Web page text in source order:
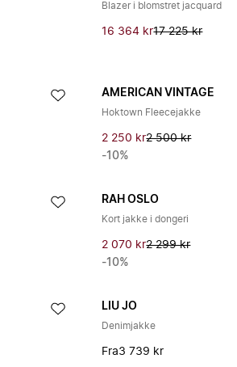
Blazer i blomstret jacquard
16 364 kr17 225 kr
AMERICAN VINTAGE
Hoktown Fleecejakke
2 250 kr2 500 kr
-10%
RAH OSLO
Kort jakke i dongeri
2 070 kr2 299 kr
-10%
LIU JO
Denimjakke
Fra3 739 kr